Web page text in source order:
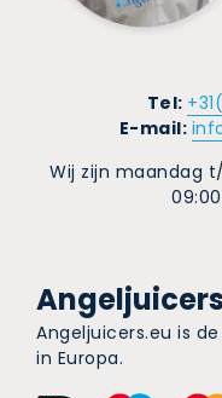
Tel:
E-mail:
Wij zijn maandag
Angeljuicers.eu is
in Europa.